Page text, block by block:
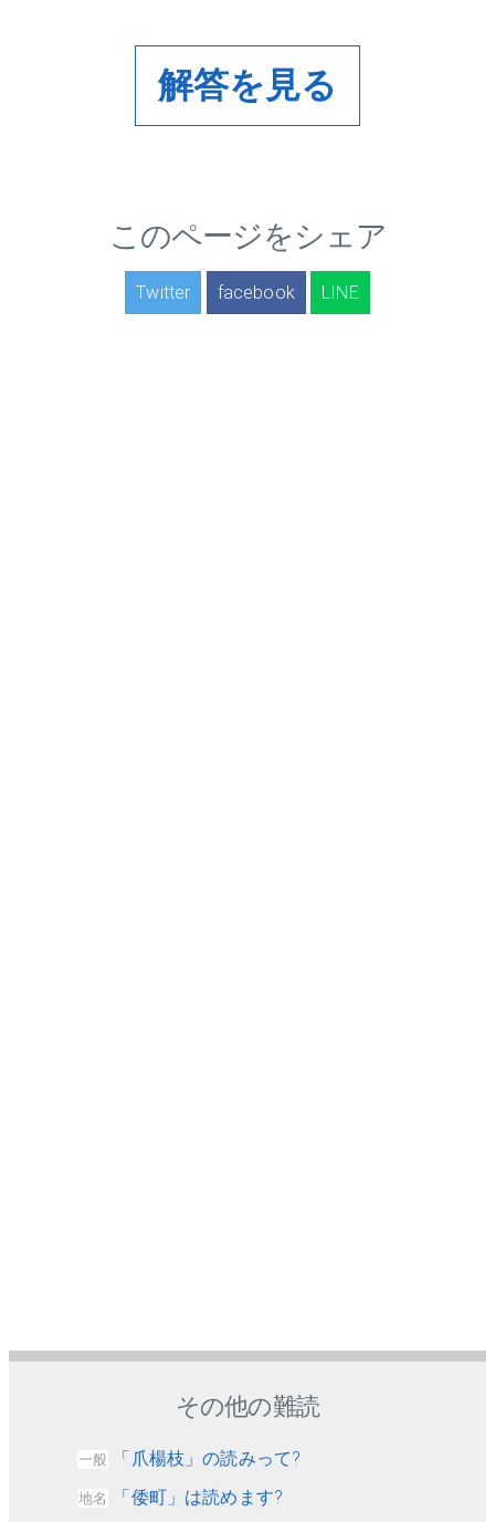
解答を見る
このページをシェア
Twitter facebook LINE
その他の難読
一般 「爪楊枝」の読みって?
地名 「倭町」は読めます?